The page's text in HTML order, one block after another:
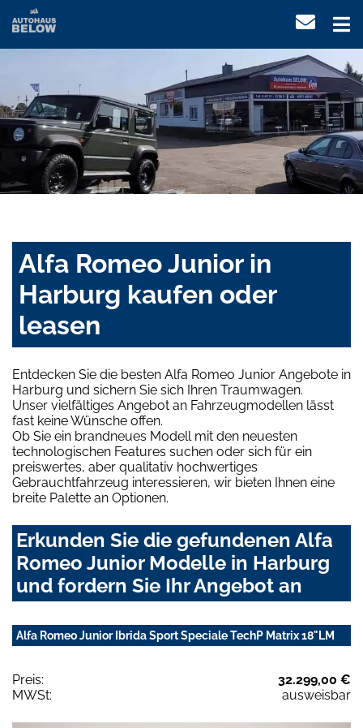
Alfa Romeo Junior in
Harburg kaufen oder
leasen
Entdecken Sie die besten Alfa Romeo Junior Angebote in
Harburg und sichern Sie sich Ihren Traumwagen.
Unser vielfältiges Angebot an Fahrzeugmodellen lässt
fast keine Wünsche offen.
Ob Sie ein brandneues Modell mit den neuesten
technologischen Features suchen oder sich für ein
preiswertes, aber qualitativ hochwertiges
Gebrauchtfahrzeug interessieren, wir bieten Ihnen eine
breite Palette an Optionen.
Erkunden Sie die gefundenen Alfa
Romeo Junior Modelle in Harburg
und fordern Sie Ihr Angebot an
Alfa Romeo Junior Ibrida Sport Speciale TechP Matrix 18"LM
Preis:
32.299,00 €
MWSt:
ausweisbar